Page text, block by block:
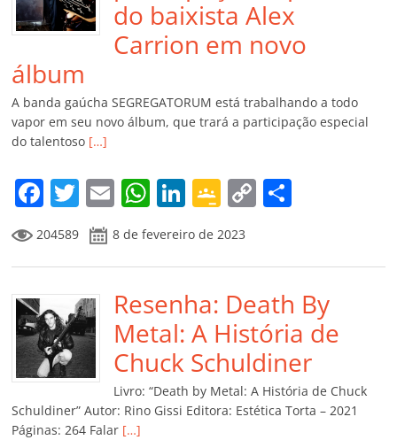
do baixista Alex
Carrion em novo
álbum
A banda gaúcha SEGREGATORUM está trabalhando a todo
vapor em seu novo álbum, que trará a participação especial
do talentoso […]
F
a
c
e
b
o
o
k
T
w
itt
er
E
m
ai
l
W
at
s
A
p
p
Li
k
e
dI
n
G
o
o
gl
e
Cl
a
ss
ro
C
y
Li
n
k
p
ar
til
h
ar
204589 8 de fevereiro de 2023
Resenha: Death By
Metal: A História de
Chuck Schuldiner
Livro: “Death by Metal: A História de Chuck
Schuldiner” Autor: Rino Gissi Editora: Estética Torta – 2021
Páginas: 264 Falar […]